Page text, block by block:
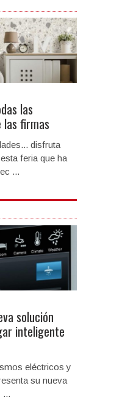
las
las firmas
disfruta
feria que ha
...
solución
inteligente
eléctricos y
su nueva
...